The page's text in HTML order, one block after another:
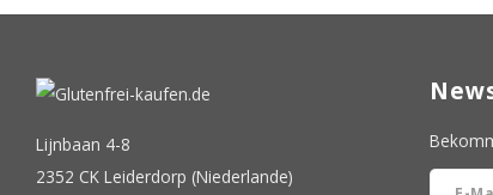
Lijnbaan 4-8
2352 CK Leiderdorp (Niederlande)